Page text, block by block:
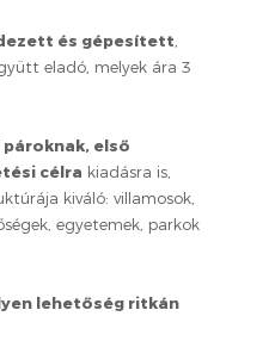
és gépesített,
eladó, melyek ára 3
első
célra kiadásra is,
kiváló: villamosok,
egyetemek, parkok
lehetőség ritkán